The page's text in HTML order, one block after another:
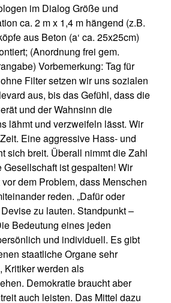
im Dialog Größe und
ca. 2 m x 1,4 m hängend (z.B.
aus Beton (a‘ ca. 25x25cm)
(Anordnung frei gem.
Vorbemerkung: Tag für
Filter setzen wir uns sozialen
aus, bis das Gefühl, dass die
und der Wahnsinn die
lähmt und verzweifeln lässt. Wir
Eine aggressive Hass- und
sich breit. Überall nimmt die Zahl
ist gespalten! Wir
dem Problem, dass Menschen
reden. „Dafür oder
zu lauten. Standpunkt –
Bedeutung eines jeden
und individuell. Es gibt
staatliche Organe sehr
Kritiker werden als
Demokratie braucht aber
auch leisten. Das Mittel dazu